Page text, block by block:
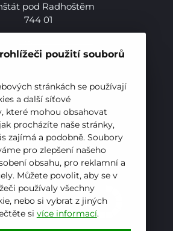
použití souborů
stránkách se používají
a další síťové
které mohou obsahovat
procházíte naše stránky,
zajímá a podobně. Soubory
pro zlepšení našeho
obsahu, pro reklamní a
Můžete povolit, aby se v
používaly všechny
nebo si vybrat z jiných
si více informací.
Pro studenty
Pro uchazeče
pod Radhoštěm
744 01
schránka: bc5jrez
IČ: 00576441
ZŘIZOVATEL
Frenštát pod Radhoštěm je
organizací zřizovanou
krajem